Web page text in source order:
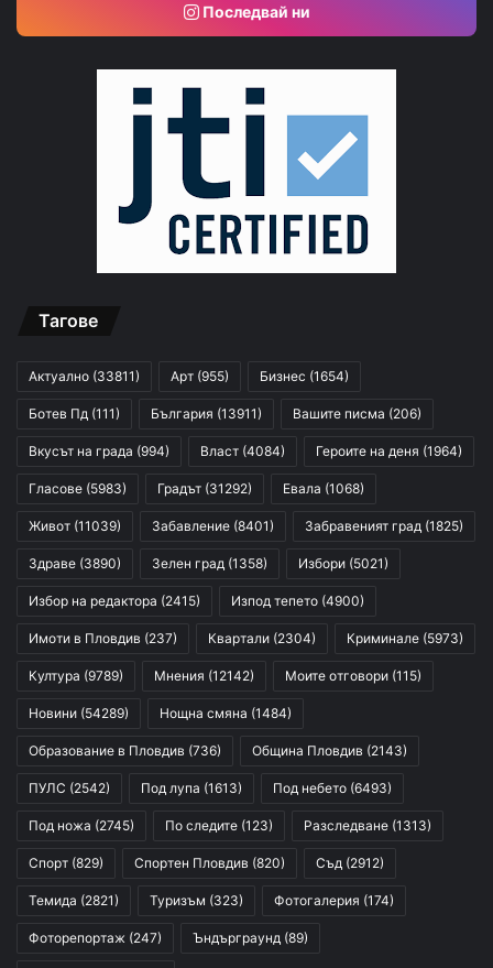
Последвай ни
Тагове
Актуално (33811) Арт (955) Бизнес (1654)
Ботев Пд (111) България (13911) Вашите писма (206)
Вкусът на града (994) Власт (4084) Героите на деня (1964)
Гласове (5983) Градът (31292) Евала (1068)
Живот (11039) Забавление (8401) Забравеният град (1825)
Здраве (3890) Зелен град (1358) Избори (5021)
Избор на редактора (2415) Изпод тепето (4900)
Имоти в Пловдив (237) Квартали (2304) Криминале (5973)
Култура (9789) Мнения (12142) Моите отговори (115)
Новини (54289) Нощна смяна (1484)
Образование в Пловдив (736) Община Пловдив (2143)
ПУЛС (2542) Под лупа (1613) Под небето (6493)
Под ножа (2745) По следите (123) Разследване (1313)
Спорт (829) Спортен Пловдив (820) Съд (2912)
Темида (2821) Туризъм (323) Фотогалерия (174)
Фоторепортаж (247) Ъндърграунд (89)